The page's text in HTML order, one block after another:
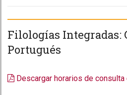
Filologías Integradas:
Portugués
Descargar horarios de